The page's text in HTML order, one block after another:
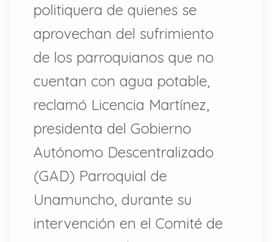
politiquera de quienes se
aprovechan del sufrimiento
de los parroquianos que no
cuentan con agua potable,
reclamó Licencia Martínez,
presidenta del Gobierno
Autónomo Descentralizado
(GAD) Parroquial de
Unamuncho, durante su
intervención en el Comité de